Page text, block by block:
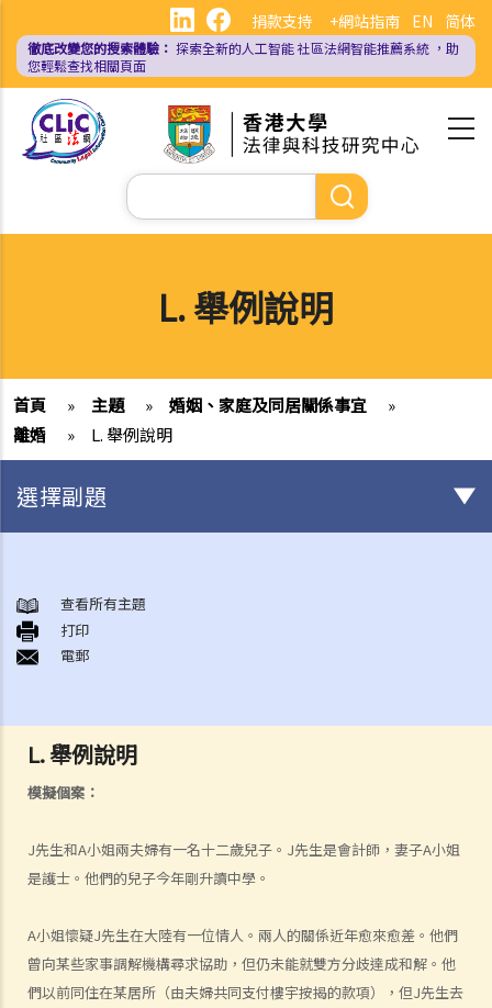
內
EN 简体
捐款支持 +網站指南
徹底改變您的搜索體驗： 探索全新的人工智能社區法網智能推薦系統 ，助
您輕鬆查找相關頁面
Search
L. 舉例說明
首頁 » 主題 » 婚姻、家庭及同居關係事宜
»
離婚
» L. 舉例說明
L. 舉例說明
模擬個案：
J先生和A小姐兩夫婦有一名十二歲兒子。J先生是會計師，妻子A小姐
是護士。他們的兒子今年剛升讀中學。
A小姐懷疑J先生在大陸有一位情人。兩人的關係近年愈來愈差。他們
曾向某些家事調解機構尋求協助，但仍未能就雙方分歧達成和解。他
們以前同住在某居所（由夫婦共同支付樓宇按揭的款項），但J先生去
選擇副題
A. 概述
B. 香港認可的婚姻關係
1. 如果我在香港以外地方結婚，是否需要通知香港政府更新我的婚姻狀
2. 我在香港以外的地方結婚，但擔心在香港不被承認。我可以在香港登
記結婚嗎？
C. 辦理婚姻登記及舉行婚禮
B. 結婚登記程序
C. 婚姻的有效性
D. 《婚姻條例》下的罪行
E. 婚姻協議書
A. 婚姻協議書的法律地位
查看所有主題
打印
電郵